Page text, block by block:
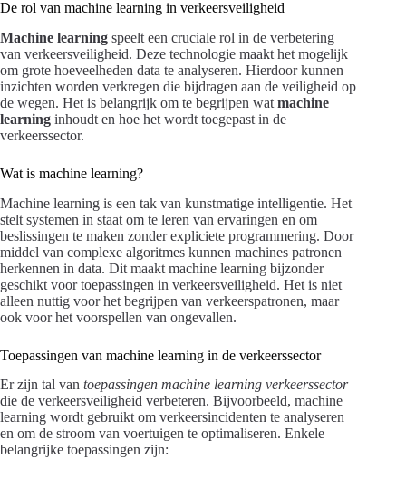
De rol van machine learning in verkeersveiligheid
Machine learning speelt een cruciale rol in de verbetering
van verkeersveiligheid. Deze technologie maakt het mogelijk
om grote hoeveelheden data te analyseren. Hierdoor kunnen
inzichten worden verkregen die bijdragen aan de veiligheid op
de wegen. Het is belangrijk om te begrijpen wat machine
learning inhoudt en hoe het wordt toegepast in de
verkeerssector.
Wat is machine learning?
Machine learning is een tak van kunstmatige intelligentie. Het
stelt systemen in staat om te leren van ervaringen en om
beslissingen te maken zonder expliciete programmering. Door
middel van complexe algoritmes kunnen machines patronen
herkennen in data. Dit maakt machine learning bijzonder
geschikt voor toepassingen in verkeersveiligheid. Het is niet
alleen nuttig voor het begrijpen van verkeerspatronen, maar
ook voor het voorspellen van ongevallen.
Toepassingen van machine learning in de verkeerssector
Er zijn tal van toepassingen machine learning verkeerssector
die de verkeersveiligheid verbeteren. Bijvoorbeeld, machine
learning wordt gebruikt om verkeersincidenten te analyseren
en om de stroom van voertuigen te optimaliseren. Enkele
belangrijke toepassingen zijn: